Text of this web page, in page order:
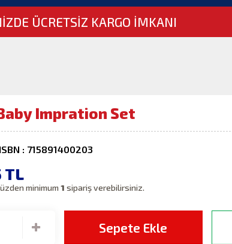
ÜCRETSİZ KARGO İMKANI
Impration Set
: 715891400203
TL
minimum 1 sipariş verebilirsiniz.
Sepete Ekle